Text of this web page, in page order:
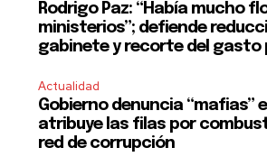
Rodrigo Paz: “Había mucho
ministerios”; defiende
gabinete y recorte del gasto
Actualidad
Gobierno denuncia “mafias”
atribuye las filas por
red de corrupción